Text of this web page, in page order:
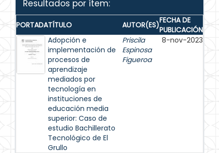
Resultados por ítem:
PORTADATÍTULO AUTOR(ES)FECHA DE
PUBLICACIÓN
Adopción e
implementación de
procesos de
aprendizaje
mediados por
tecnología en
instituciones de
educación media
superior: Caso de
estudio Bachillerato
Tecnológico de El
Grullo
Priscila
Espinosa
Figueroa
8-nov-2023